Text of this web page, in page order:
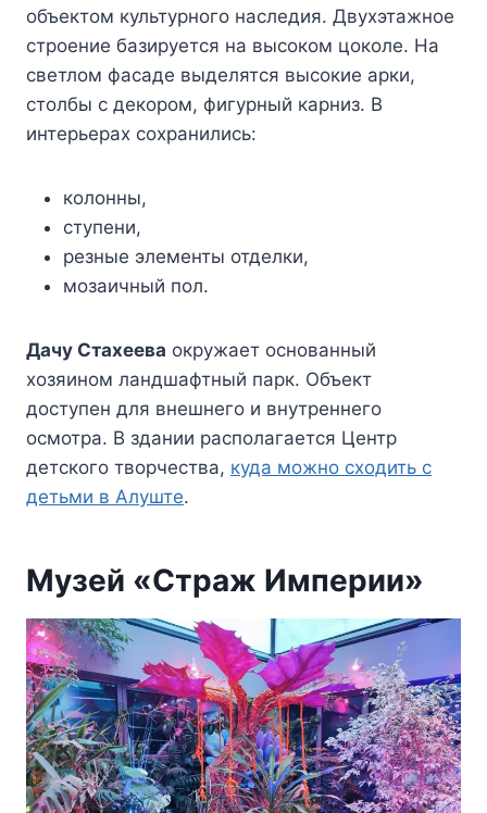
объектом культурного наследия. Двухэтажное
строение базируется на высоком цоколе. На
светлом фасаде выделятся высокие арки,
столбы с декором, фигурный карниз. В
интерьерах сохранились:
колонны,
ступени,
резные элементы отделки,
мозаичный пол.
Дачу Стахеева окружает основанный
хозяином ландшафтный парк. Объект
доступен для внешнего и внутреннего
осмотра. В здании располагается Центр
детского творчества, куда можно сходить с
детьми в Алуште.
Музей «Страж Империи»